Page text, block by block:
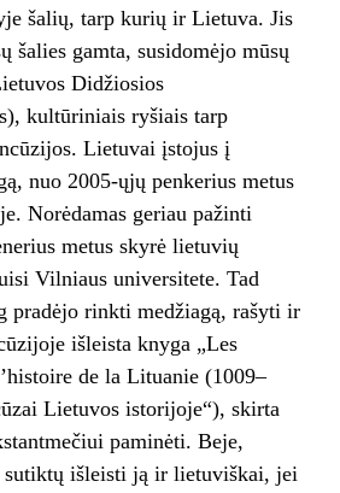
šalių, tarp kurių ir Lietuva. Jis
šalies gamta, susidomėjo mūsų
Didžiosios
kultūriniais ryšiais tarp
Lietuvai įstojus į
nuo 2005-ųjų penkerius metus
Norėdamas geriau pažinti
metus skyrė lietuvių
Vilniaus universitete. Tad
pradėjo rinkti medžiagą, rašyti ir
išleista knyga „Les
de la Lituanie (1009–
Lietuvos istorijoje“), skirta
paminėti. Beje,
sutiktų išleisti ją ir lietuviškai, jei